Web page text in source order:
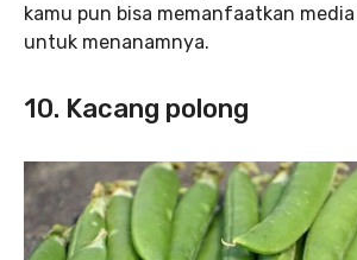
kamu pun bisa memanfaatkan
untuk menanamnya.
10. Kacang polong